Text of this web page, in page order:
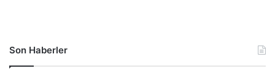
Son Haberler